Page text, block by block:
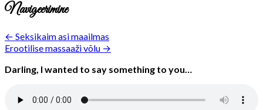
Navigeerimine
← Seksikaim asi maailmas
Erootilise massaaži võlu →
Darling, I wanted to say something to you…